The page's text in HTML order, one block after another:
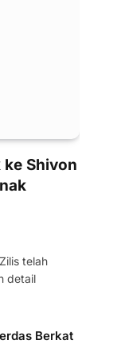
Shivon
telah
detail
Berkat